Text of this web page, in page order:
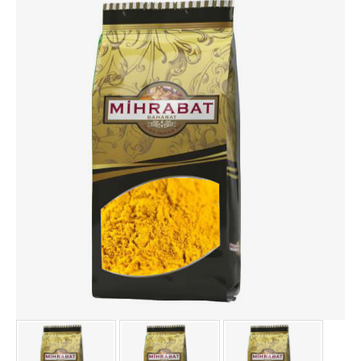
IHLAMUR 200 GR
İSOT BİBER (ACI) 1000 GR
İSOT BİBER (ACI) 500 GR
KABARTMA TOZU 1000 GR
KAKULE ÖĞÜTÜLMÜŞ 1000.
KAKULE ÖĞÜTÜLMÜŞ 500 .
KAKULE TANE 1000 GR
KAKULE TANE 500 GR
KARANFİL 1000 GR
KARANFİL 500 GR
KARBONAT 1000 GR
KEKİK TEK KULLANIMLIK 1000.
KETEN TOHUMU 1000 GR
KETEN TOHUMU 500 GR
KİŞNİŞ TANE 1000 GR
KİŞNİŞ TANE 500 GR